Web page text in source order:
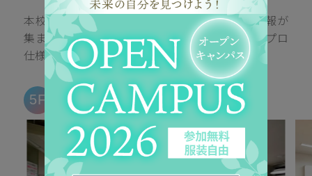
本校の卒業生が残してくれた就職中の記録や情報が
集まる部屋と、エステサロンのような空間で、プロ
仕様の機器が使えるエステ室もあります。
5F
Classrooms & PC room
一般教室&PCルーム